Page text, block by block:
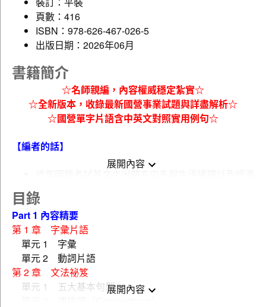
頁數：416
ISBN：978-626-467-026-5
出版日期：2026年06月
書籍簡介
☆名師親編，內容權威穩定紮實☆
☆全新版本，收錄最新國營事業試題與詳盡解析☆
☆國營單字片語含中英文對照實用例句☆
【編者的話】
彙程度不需設定為太專門化或太艱深之單字，字彙量
約莫高中至大學程度。本書依近年考情分編章節，並
收錄近年國營事業考試熱門單字表，能大幅增加讀者
的單字與常考片語容量。
書中內容梳理各類文法之重點，熟讀內文，應可掌握
英文文法之要點。依近年命題趨勢分析，可看出克漏
字與閱讀測驗之題型常與社會經濟脈動相關，例如中
展開內容
目錄
Part 1 內容精要
第 1 章 字彙片語
單元 1 字彙
單元 2 動詞片語
第 2 章 文法祕笈
單元 1 五大基本句型展開內容